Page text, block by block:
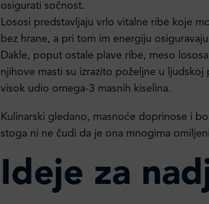
osigurati sočnost.
Lososi predstavljaju vrlo vitalne ribe koje
bez hrane, a pri tom im energiju
Dakle, poput ostale plave ribe, meso
njihove masti su izrazito poželjne u ljudskoj
visok udio omega-3 masnih kiselina.
Kulinarski gledano, masnoće doprinose i
stoga ni ne čudi da je ona mnogima
Ideje za